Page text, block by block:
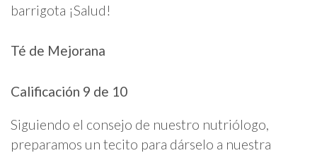
barrigota ¡Salud!
Té de Mejorana
Calificación 9 de 10
Siguiendo el consejo de nuestro nutriólogo,
preparamos un tecito para dárselo a nuestra